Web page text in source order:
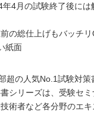
年4月の試験終了後に
の総仕上げもバッチリ
紙面
超の人気No.1試験対策
シリーズは、受験セ
術者など各分野のエキ